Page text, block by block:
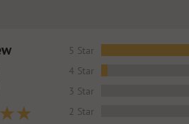
5 Star
4 Star
3 Star
2 Star